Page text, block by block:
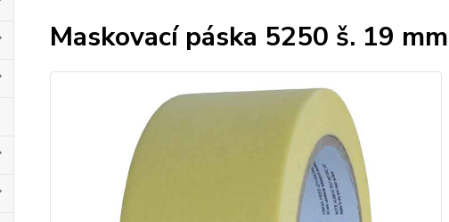
Maskovací páska 5250 š. 19